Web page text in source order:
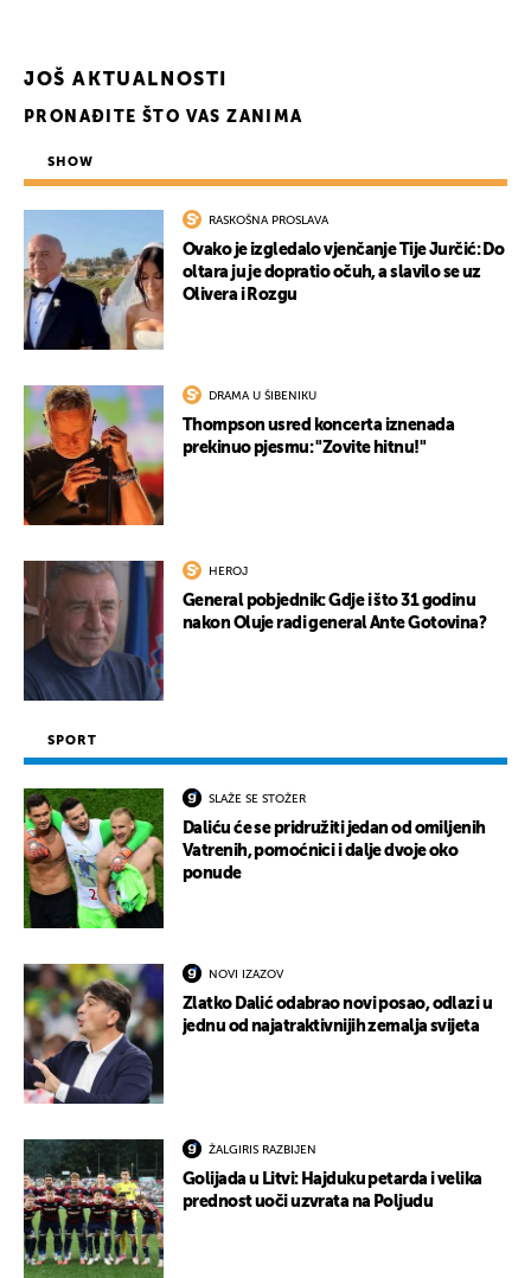
JOŠ AKTUALNOSTI
PRONAĐITE ŠTO VAS ZANIMA
SHOW
RASKOŠNA PROSLAVA
Ovako je izgledalo vjenčanje Tije Jurčić: Do
oltara ju je dopratio očuh, a slavilo se uz
Olivera i Rozgu
DRAMA U ŠIBENIKU
Thompson usred koncerta iznenada
prekinuo pjesmu: "Zovite hitnu!"
HEROJ
General pobjednik: Gdje i što 31 godinu
nakon Oluje radi general Ante Gotovina?
SPORT
SLAŽE SE STOŽER
Daliću će se pridružiti jedan od omiljenih
Vatrenih, pomoćnici i dalje dvoje oko
ponude
NOVI IZAZOV
Zlatko Dalić odabrao novi posao, odlazi u
jednu od najatraktivnijih zemalja svijeta
ŽALGIRIS RAZBIJEN
Golijada u Litvi: Hajduku petarda i velika
prednost uoči uzvrata na Poljudu